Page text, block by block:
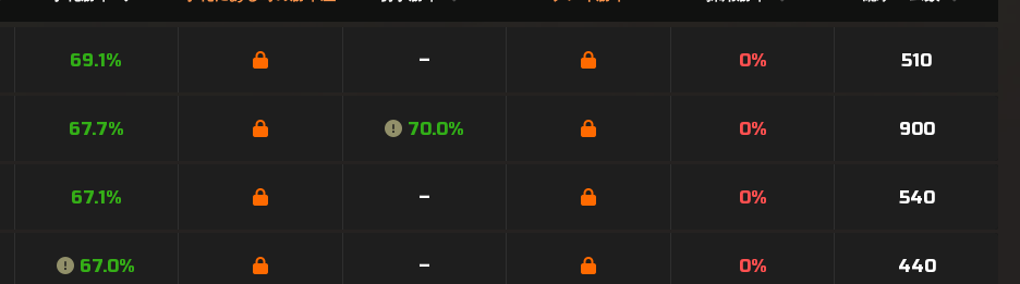
69.1% – 0% 510
67.7% 70.0% 0% 900
67.1% – 0% 540
67.0% – 0% 440